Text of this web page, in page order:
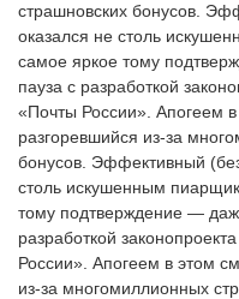
страшновских бонусов.
оказался не столь
самое яркое тому
пауза с разработкой
«Почты России». Апогеем
разгоревшийся из-за
бонусов. Эффективный
столь искушенным
тому подтверждение —
разработкой
России». Апогеем в этом
из-за многомиллионных